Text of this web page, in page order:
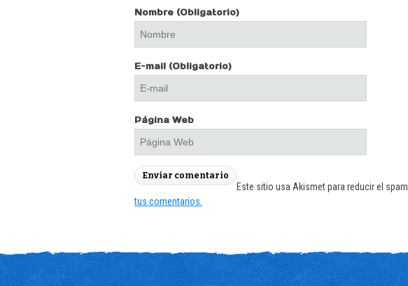
Nombre (Obligatorio)
E-mail (Obligatorio)
Página Web
Este sitio usa Akismet para reducir el spam.
tus comentarios.